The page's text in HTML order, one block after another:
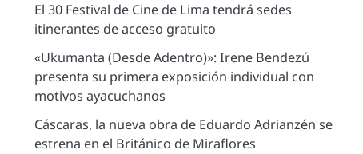
El 30 Festival de Cine de Lima tendrá sedes
itinerantes de acceso gratuito
«Ukumanta (Desde Adentro)»: Irene Bendezú
presenta su primera exposición individual con
motivos ayacuchanos
Cáscaras, la nueva obra de Eduardo Adrianzén se
estrena en el Británico de Miraflores